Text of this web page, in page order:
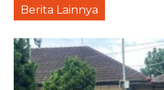
Berita Lainnya